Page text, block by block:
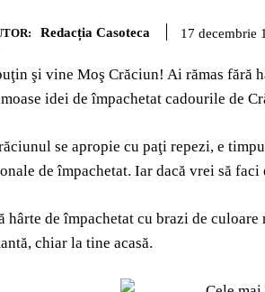
Redacția Casoteca 17 decembrie
şi vine Moş Crăciun! Ai rămas fără
idei de împachetat cadourile de
se apropie cu paţi repezi, e
de împachetat. Iar dacă vrei să
hârte de împachetat cu brazi de
chiar la tine acasă.